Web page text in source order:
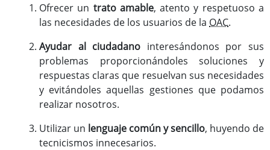
Ofrecer un trato amable, atento y respetuoso a
las necesidades de los usuarios de la OAC.
Ayudar al ciudadano interesándonos por sus
problemas proporcionándoles soluciones y
respuestas claras que resuelvan sus necesidades
y evitándoles aquellas gestiones que podamos
realizar nosotros.
Utilizar un lenguaje común y sencillo, huyendo de
tecnicismos innecesarios.